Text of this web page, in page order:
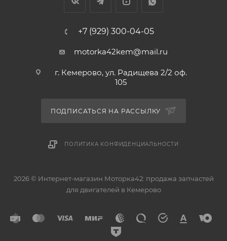
+7 (929) 300-04-05
motorka42kem@mail.ru
г. Кемерово, ул. Радищева 2/2 оф.
105
ПОДПИСАТЬСЯ НА РАССЫЛКУ
ПОЛИТИКА КОНФИДЕНЦИАЛЬНОСТИ
2026 © Интернет-магазин Моторка42: продажа запчастей
для двигателей в Кемерово